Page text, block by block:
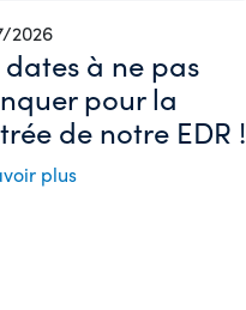
2026
dates à ne pas
pour la
de notre EDR !
plus